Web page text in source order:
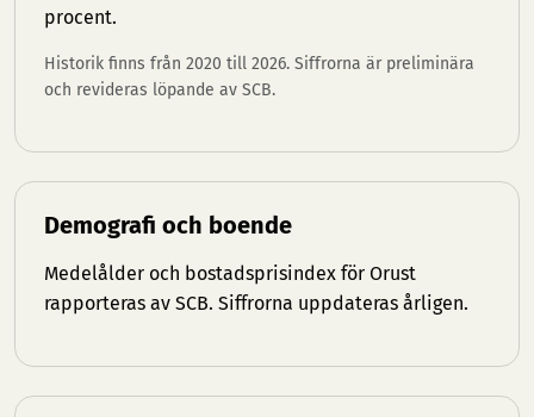
procent.
Historik finns från 2020 till 2026. Siffrorna är preliminära
och revideras löpande av SCB.
Demografi och boende
Medelålder och bostadsprisindex för Orust
rapporteras av SCB. Siffrorna uppdateras årligen.